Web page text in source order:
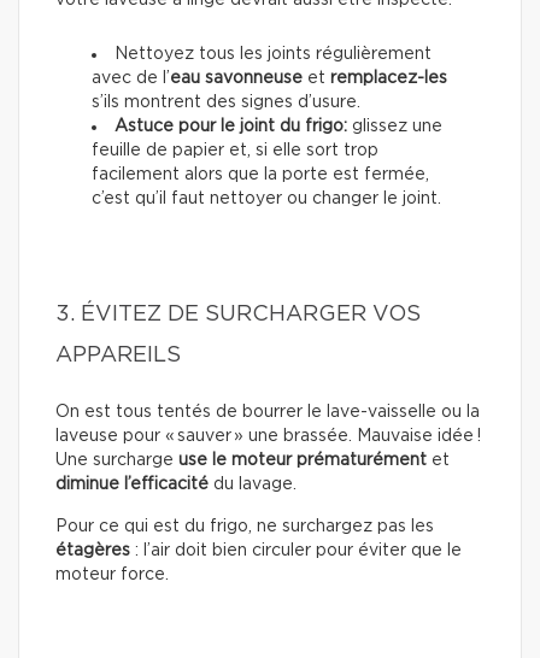
Nettoyez tous les joints régulièrement
avec de l’eau savonneuse et remplacez-les
s’ils montrent des signes d’usure.
Astuce pour le joint du frigo: glissez une
feuille de papier et, si elle sort trop
facilement alors que la porte est fermée,
c’est qu’il faut nettoyer ou changer le joint.
3. ÉVITEZ DE SURCHARGER VOS
APPAREILS
On est tous tentés de bourrer le lave-vaisselle ou la
laveuse pour « sauver » une brassée. Mauvaise idée !
Une surcharge use le moteur prématurément et
diminue l’efficacité du lavage.
Pour ce qui est du frigo, ne surchargez pas les
étagères : l’air doit bien circuler pour éviter que le
moteur force.